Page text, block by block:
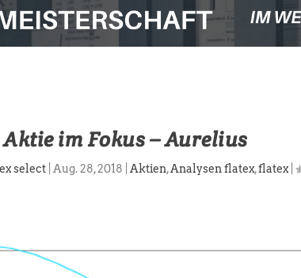
Aktie im Fokus – Aurelius
select| Aug. 28, 2018 Aktien,Analysen flatex,flatex|